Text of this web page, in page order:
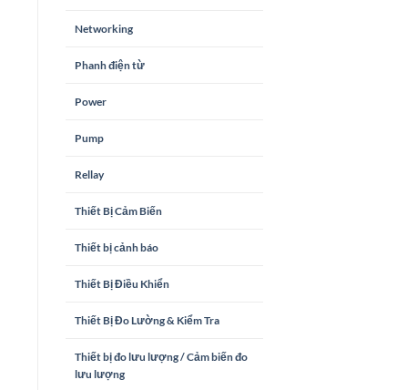
Networking
Phanh điện từ
Power
Pump
Rellay
Thiết Bị Cảm Biến
Thiết bị cảnh báo
Thiết Bị Điều Khiển
Thiết Bị Đo Lường & Kiểm Tra
Thiết bị đo lưu lượng / Cảm biến đo
lưu lượng